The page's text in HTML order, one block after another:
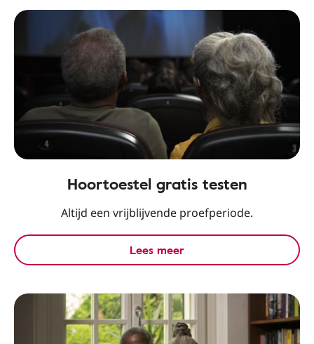
Hoortoestel gratis testen
Altijd een vrijblijvende proefperiode.
Lees meer